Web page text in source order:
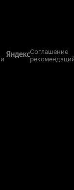
Соглашение